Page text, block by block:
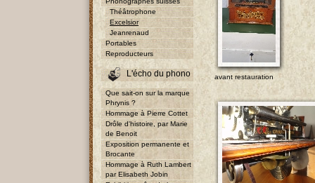
Théâtrophone
Excelsior
Jeanrenaud
Portables
Reproducteurs
L'écho du phono
Que sait-on sur la marque
Phrynis ?
Hommage à Pierre Cottet
Drôle d'histoire, par Marie
de Benoit
Exposition permanente et
Brocante
Hommage à Ruth Lambert
par Elisabeth Jobin
avant restauration